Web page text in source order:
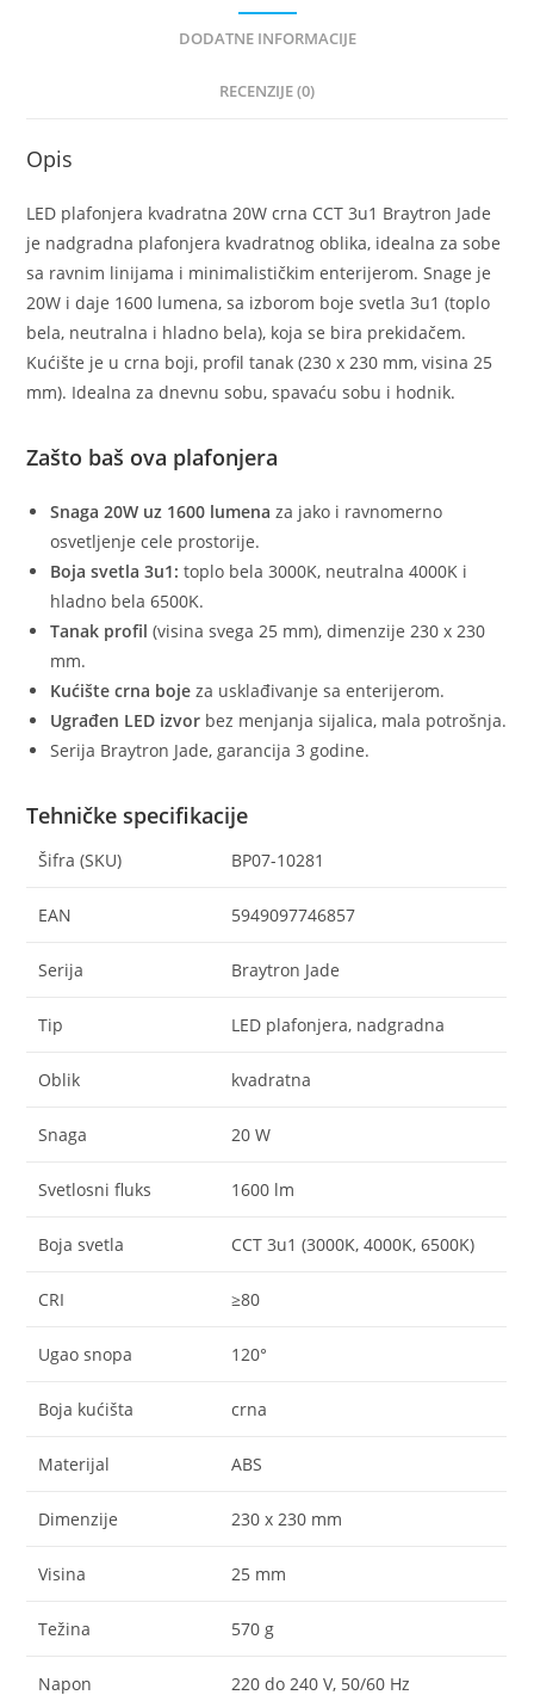
DODATNE INFORMACIJE
RECENZIJE (0)
Opis
LED plafonjera kvadratna 20W crna CCT 3u1 Braytron Jade
je nadgradna plafonjera kvadratnog oblika, idealna za sobe
sa ravnim linijama i minimalističkim enterijerom. Snage je
20W i daje 1600 lumena, sa izborom boje svetla 3u1 (toplo
bela, neutralna i hladno bela), koja se bira prekidačem.
Kućište je u crna boji, profil tanak (230 x 230 mm, visina 25
mm). Idealna za dnevnu sobu, spavaću sobu i hodnik.
Zašto baš ova plafonjera
Snaga 20W uz 1600 lumena za jako i ravnomerno
osvetljenje cele prostorije.
Boja svetla 3u1: toplo bela 3000K, neutralna 4000K i
hladno bela 6500K.
Tanak profil (visina svega 25 mm), dimenzije 230 x 230
mm.
Kućište crna boje za usklađivanje sa enterijerom.
Ugrađen LED izvor bez menjanja sijalica, mala potrošnja.
Serija Braytron Jade, garancija 3 godine.
Tehničke specifikacije
Šifra (SKU) BP07-10281
EAN 5949097746857
Serija Braytron Jade
Tip LED plafonjera, nadgradna
Oblik kvadratna
Snaga 20 W
Svetlosni fluks 1600 lm
Boja svetla CCT 3u1 (3000K, 4000K, 6500K)
CRI ≥80
Ugao snopa 120°
Boja kućišta crna
Materijal ABS
Dimenzije 230 x 230 mm
Visina 25 mm
Težina 570 g
Napon 220 do 240 V, 50/60 Hz